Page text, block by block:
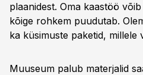
plaanidest. Oma kaastöö
kõige rohkem puudutab.
ka küsimuste paketid, millele
Muuseum palub materjalid